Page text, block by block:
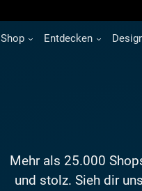
Shop Entdecken
Mehr als 25.000
und stolz. Sieh dir